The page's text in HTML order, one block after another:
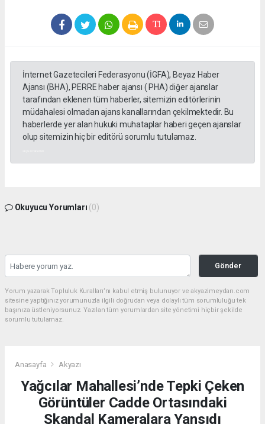
İnternet Gazetecileri Federasyonu (İGFA), Beyaz Haber
Ajansı (BHA), PERRE haber ajansı ( PHA) diğer ajanslar
tarafından eklenen tüm haberler, sitemizin editörlerinin
müdahalesi olmadan ajans kanallarından çekilmektedir. Bu
haberlerde yer alan hukuki muhataplar haberi geçen ajanslar
olup sitemizin hiç bir editörü sorumlu tutulamaz.
Okuyucu Yorumları (0)
Gönder
Yorum yazarak Topluluk Kuralları’nı kabul etmiş bulunuyor ve akyazimeydan.com
sitesine yaptığınız yorumunuzla ilgili doğrudan veya dolaylı tüm sorumluluğu tek
başınıza üstleniyorsunuz. Yazılan tüm yorumlardan site yönetimi hiçbir şekilde
sorumlu tutulamaz.
Anasayfa Akyazı
Yağcılar Mahallesi’nde Tepki Çeken
Görüntüler Cadde Ortasındaki
Skandal Kameralara Yansıdı